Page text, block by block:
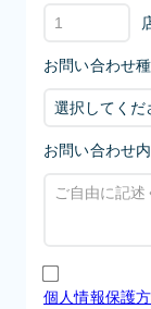
お問い合わせ種
お問い合わせ
個人情報保護